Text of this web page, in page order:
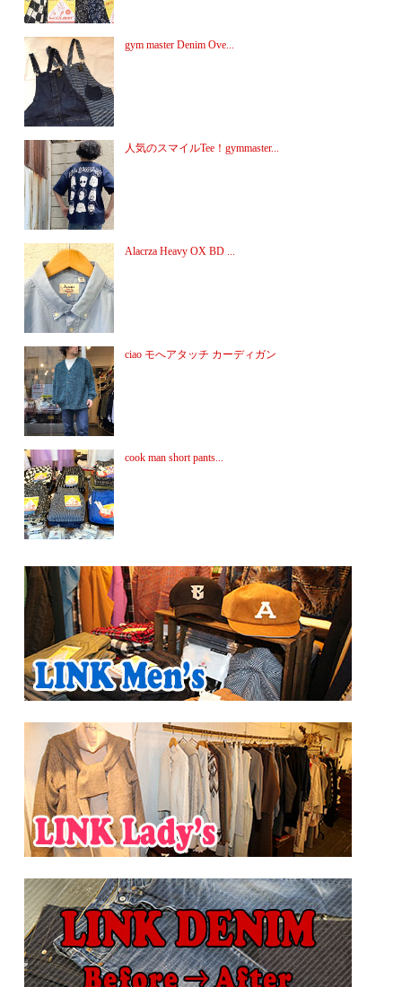
gym master Denim Ove...
人気のスマイルTee！gymmaster...
Alacrza Heavy OX BD ...
ciao モへアタッチ カーディガン
cook man short pants...